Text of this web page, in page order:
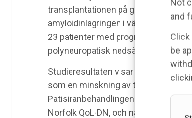
Not
and
Click
be
transplantationen på grund av
amyloidinlagringen i vävnaderna. I
23 patienter med progredierande
polyneuropatisk nedsättning)
Studieresultaten visar att patisiran
som en minskning av totalpoäng för
Patisiranbehandlingen resulterade
Norfolk QoL-DN, och när det gällde